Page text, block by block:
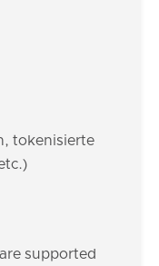
tokenisierte
supported